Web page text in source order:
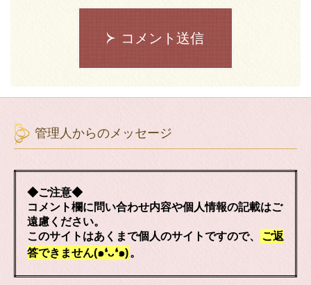
コメント送信
管理人からのメッセージ
◆ご注意◆
コメント欄に問い合わせ内容や個人情報の記載はご
遠慮ください。
このサイトはあくまで個人のサイトですので、
ご返
答できません(๑❛ᴗ❛๑)。